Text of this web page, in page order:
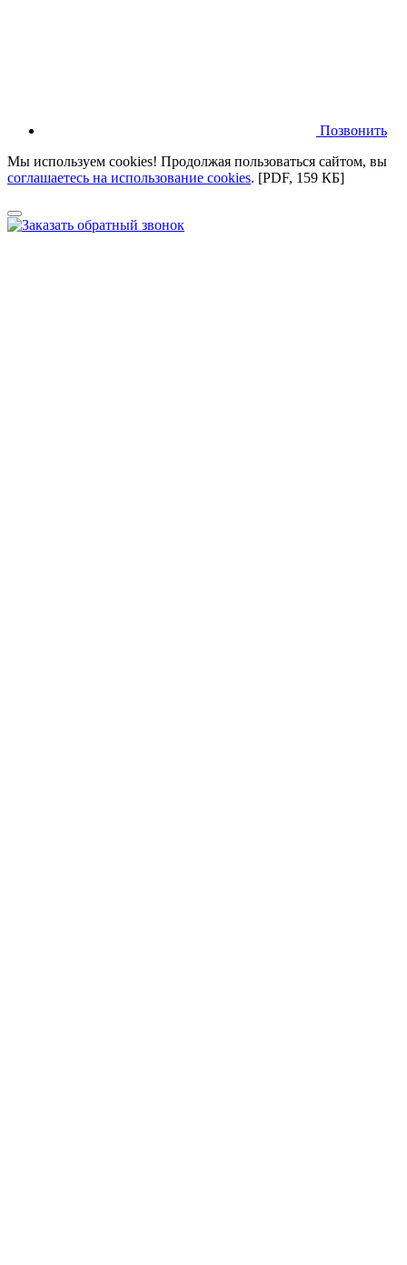
Позвонить
Мы используем cookies! Продолжая пользоваться сайтом, вы
соглашаетесь на использование cookies. [PDF, 159 КБ]